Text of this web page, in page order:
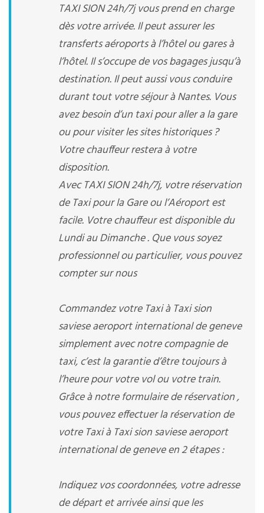
TAXI SION 24h/7j vous prend en charge
dès votre arrivée. Il peut assurer les
transferts aéroports à l’hôtel ou gares à
l’hôtel. Il s’occupe de vos bagages jusqu’à
destination. Il peut aussi vous conduire
durant tout votre séjour à Nantes. Vous
avez besoin d’un taxi pour aller a la gare
ou pour visiter les sites historiques ?
Votre chauffeur restera à votre
disposition.
Avec TAXI SION 24h/7j, votre réservation
de Taxi pour la Gare ou l’Aéroport est
facile. Votre chauffeur est disponible du
Lundi au Dimanche . Que vous soyez
professionnel ou particulier, vous pouvez
compter sur nous
Commandez votre Taxi à Taxi sion
saviese aeroport international de geneve
simplement avec notre compagnie de
taxi, c’est la garantie d’être toujours à
l’heure pour votre vol ou votre train.
Grâce à notre formulaire de réservation ,
vous pouvez effectuer la réservation de
votre Taxi à Taxi sion saviese aeroport
international de geneve en 2 étapes :
Indiquez vos coordonnées, votre adresse
de départ et arrivée ainsi que les